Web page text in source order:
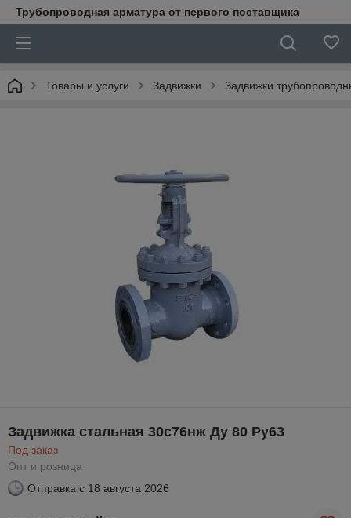
Трубопроводная арматура от первого поставщика
Товары и услуги Задвижки Задвижки
Задвижка стальная 30с76нж Ду 80 Ру63
Под заказ
Опт и розница
Отправка с 18 августа 2026